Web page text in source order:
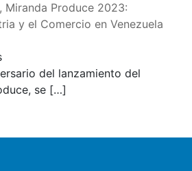
Miranda Produce 2023:
y el Comercio en Venezuela
del lanzamiento del
se […]